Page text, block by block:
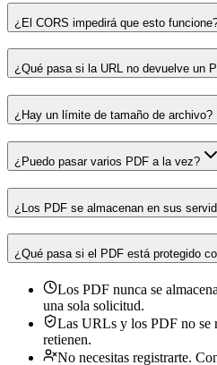
¿El CORS impedirá que esto
¿Qué pasa si la URL no devuelve un
¿Hay un límite de tamaño de archivo?
¿Puedo pasar varios PDF a la vez?
¿Los PDF se almacenan en sus
¿Qué pasa si el PDF está protegido
Los PDF nunca se
una sola solicitud.
Las URLs y los PDF no se
retienen.
No necesitas registrarte.